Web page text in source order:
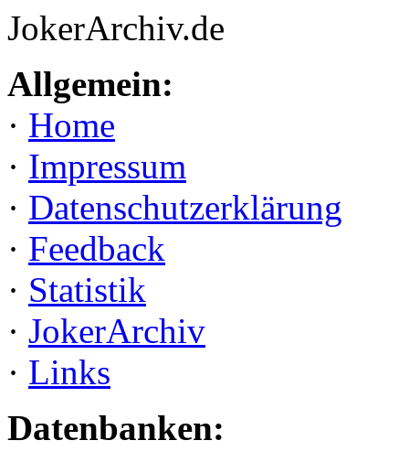
JokerArchiv.de
Allgemein:
· Home
· Impressum
· Datenschutzerklärung
· Feedback
· Statistik
· JokerArchiv
· Links
Datenbanken: